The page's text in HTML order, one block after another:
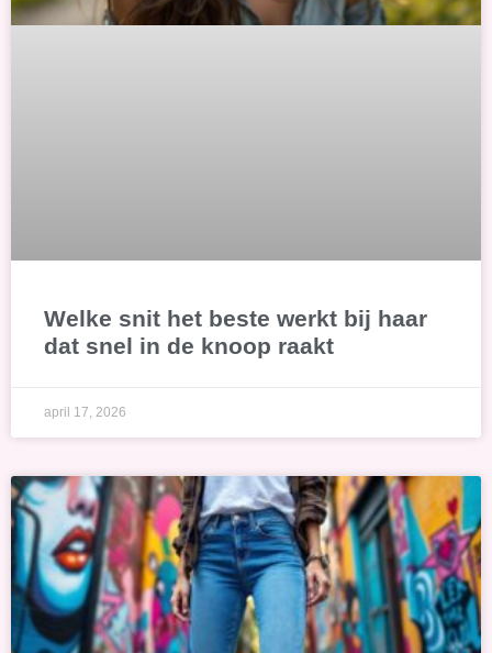
Welke snit het beste werkt bij haar
dat snel in de knoop raakt
april 17, 2026